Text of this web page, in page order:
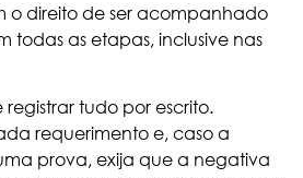
o direito de ser acompanhado
todas as etapas, inclusive nas
tudo por escrito.
requerimento e, caso a
prova, exija que a negativa